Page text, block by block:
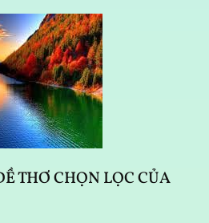
THƠ CHỌN LỌC CỦA